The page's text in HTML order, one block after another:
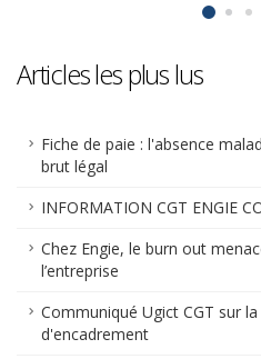
Articles les plus lus
Fiche de paie : l'absence
brut légal
INFORMATION CGT ENGIE
Chez Engie, le burn out
l’entreprise
Communiqué Ugict CGT sur
d'encadrement